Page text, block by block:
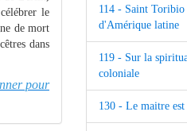
le
de mort
dans
pour
114 - Saint
d'Amérique latine
119 - Sur la
coloniale
130 - Le maitre